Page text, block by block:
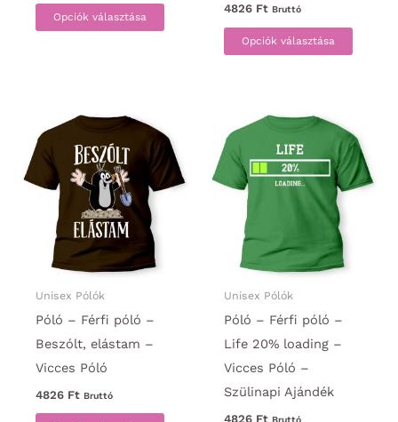
Opciók választása
Ennek
a
terméknek
van.
A
változatok
termékoldalon
választhatók
4826 Ft Bruttó
Opciók választása
Ennek
a
van.
A
Unisex Pólók
Póló – Férfi póló –
Beszólt, elástam –
Vicces Póló
4826 Ft Bruttó
Ennek
Unisex Pólók
Póló – Férfi póló –
Life 20% loading –
Vicces Póló –
Szülinapi Ajándék
4826 Ft Bruttó